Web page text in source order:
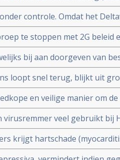
veelbelovend en
controle. Omdat het
ivermectine wordt
te stoppen met 2G beleid
bij aan doorgeven van
van besmettingen en
internationaal onderzoek in
loopt snel terug, blijkt uit
en veilige manier om
zwavel bevattende
en te elimineren
virusremmer veel gebruikt bij
coronapatiënten met
krijgt hartschade
ernstige klachten blijkt uit